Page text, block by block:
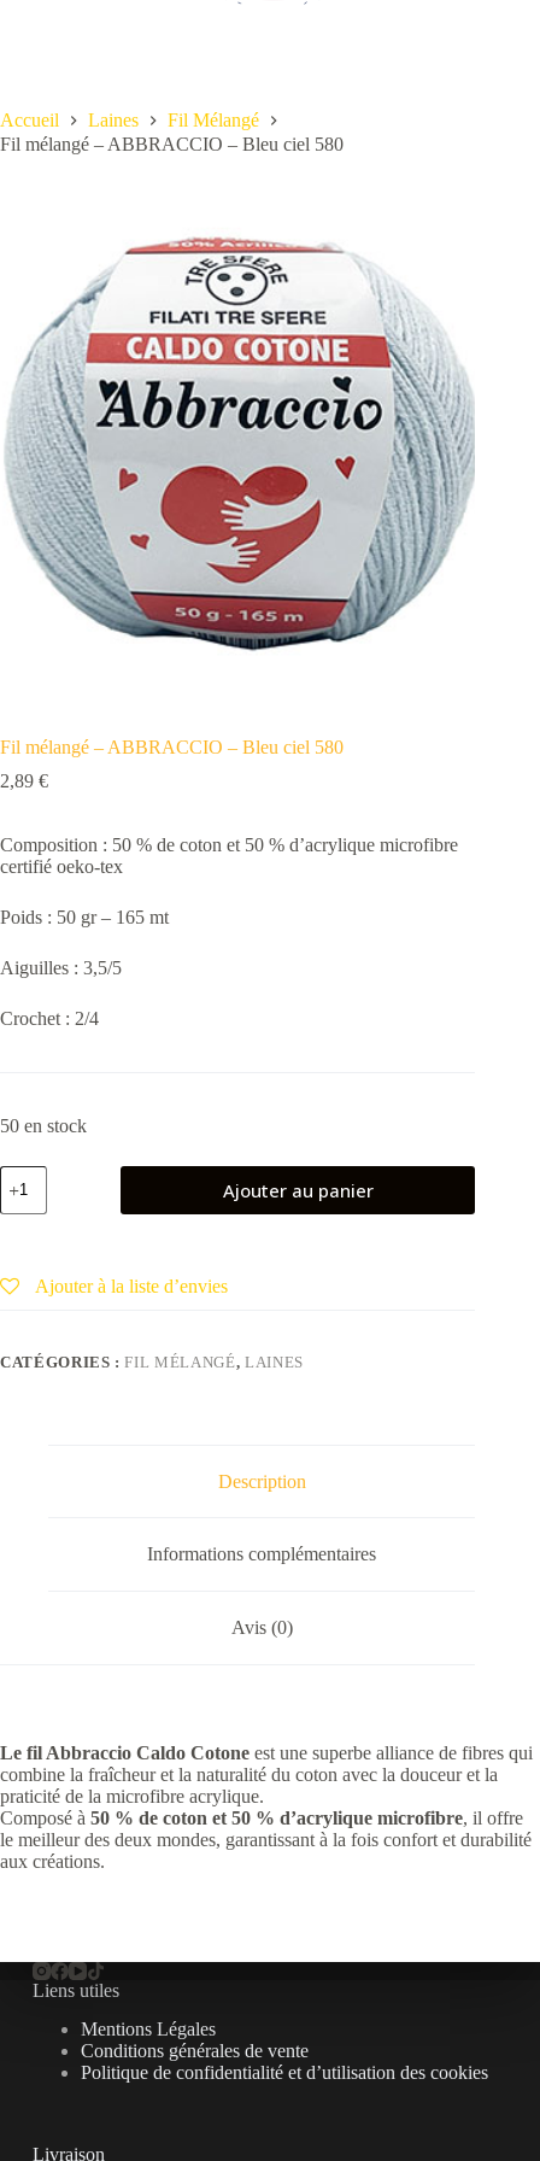
Accueil Laines
Fil Mélangé
Fil mélangé – ABBRACCIO – Bleu ciel 580
Fil mélangé – ABBRACCIO – Bleu ciel 580
2,89 €
Composition : 50 % de coton et 50 % d’acrylique microfibre
certifié oeko-tex
Poids : 50 gr – 165 mt
Aiguilles : 3,5/5
Crochet : 2/4
50 en stock
quantité
de
Fil
ABBRACCIO
580
Ajouter au panier
Ajouter à la liste d’envies
CATÉGORIES :FIL MÉLANGÉ, LAINES
Description
Informations complémentaires
Avis (0)
Le fil Abbraccio Caldo Cotone est une superbe alliance de fibres qui
combine la fraîcheur et la naturalité du coton avec la douceur et la
praticité de la microfibre acrylique.
Composé à 50 % de coton et 50 % d’acrylique microfibre, il offre
le meilleur des deux mondes, garantissant à la fois confort et durabilité
aux créations.
Liens utiles
Mentions Légales
Conditions générales de vente
Politique de confidentialité et d’utilisation des cookies
Livraison